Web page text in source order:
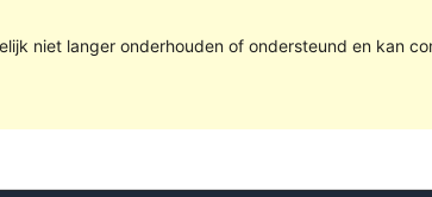
niet langer onderhouden of ondersteund en kan